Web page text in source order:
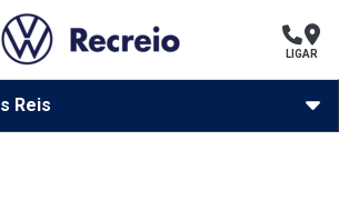
LIGAR
Reis